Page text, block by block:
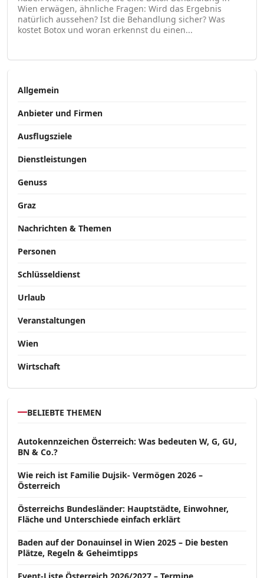
Wien erwägen, ähnliche Fragen: Wird das Ergebnis
natürlich aussehen? Ist die Behandlung sicher? Was
kostet Botox und woran erkennst du einen...
Allgemein
Anbieter und Firmen
Ausflugsziele
Dienstleistungen
Genuss
Graz
Nachrichten & Themen
Personen
Schlüsseldienst
Urlaub
Veranstaltungen
Wien
Wirtschaft
BELIEBTE THEMEN
Autokennzeichen Österreich: Was bedeuten W, G, GU,
BN & Co.?
Wie reich ist Familie Dujsik- Vermögen 2026 –
Österreich
Österreichs Bundesländer: Hauptstädte, Einwohner,
Fläche und Unterschiede einfach erklärt
Baden auf der Donauinsel in Wien 2025 – Die besten
Plätze, Regeln & Geheimtipps